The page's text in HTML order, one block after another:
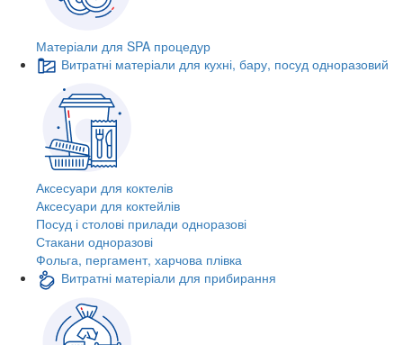
Матеріали для SPA процедур
Витратні матеріали для кухні, бару, посуд одноразовий
Аксесуари для коктелів
Аксесуари для коктейлів
Посуд і столові прилади одноразові
Стакани одноразові
Фольга, пергамент, харчова плівка
Витратні матеріали для прибирання